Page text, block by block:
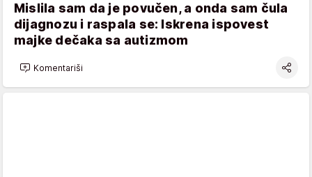
Mislila sam da je povučen, a onda sam čula
dijagnozu i raspala se: Iskrena ispovest
majke dečaka sa autizmom
Komentariši